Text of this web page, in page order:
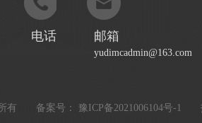
电话 邮箱
yudimcadmin@163.com
有 备案号： 豫ICP备2021006104号-1